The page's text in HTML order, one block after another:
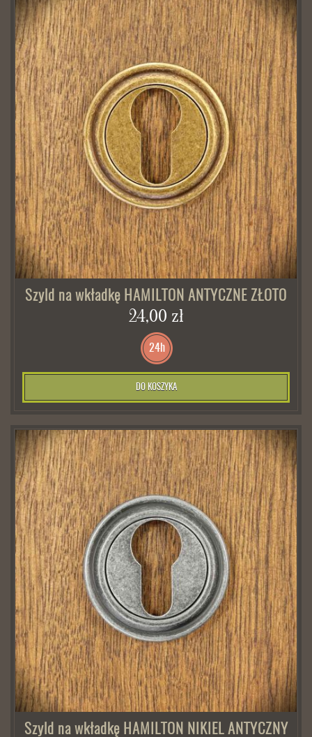
Szyld na wkładkę HAMILTON ANTYCZNE ZŁOTO
24,00 zł
24h
DO KOSZYKA
Szyld na wkładkę HAMILTON NIKIEL ANTYCZNY